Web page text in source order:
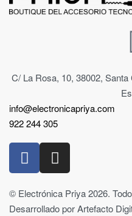
C/ La Rosa, 10, 38002,
info@electronicapriya.com
922 244 305
© Electrónica Priya 2026.
Desarrollado por Artefacto